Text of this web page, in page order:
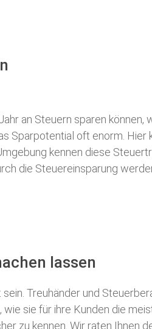
an Steuern sparen können,
Sparpotential oft enorm.
kennen diese
die Steuereinsparung
lassen
Treuhänder und
sie für ihre Kunden die
zu kennen. Wir raten Ihnen